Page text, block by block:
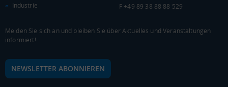
Industrie
F +49 89 38 88 88 529
Melden Sie sich an und bleiben Sie über Aktuelles und Veranstaltungen
informiert!
NEWSLETTER ABONNIEREN